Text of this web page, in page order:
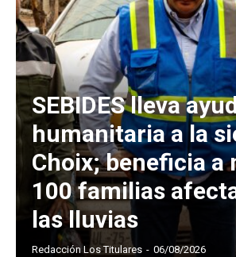
SEBIDES lleva
humanitaria a la
Choix; beneficia a
100 familias
las lluvias
Redacción Los Titulares - 06/08/2026